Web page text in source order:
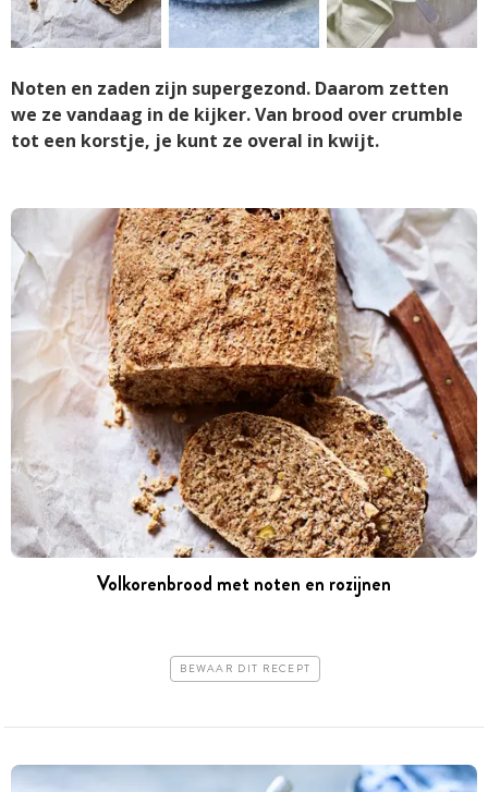
Noten en zaden zijn supergezond. Daarom zetten
we ze vandaag in de kijker. Van brood over crumble
tot een korstje, je kunt ze overal in kwijt.
Volkorenbrood met noten en rozijnen
BEWAAR DIT RECEPT